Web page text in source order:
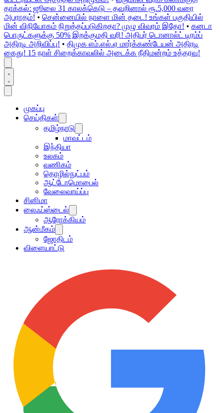
தாக்கல்: ஜூலை 31 காலக்கெடு – தவறினால் ரூ.5,000 வரை
அபராதம்! • சென்னையில் நாளை மின் தடை! உங்கள் பகுதியில்
மின் விநியோகம் நிறுத்தப்படுகிறதா? முழு விவரம் இதோ! • கனடா
பொருட்களுக்கு 50% இறக்குமதி வரி! அதிபர் டொனால்ட் டிரம்ப்
அதிரடி அறிவிப்பு! • திமுக எம்.எல்.ஏ மார்க்கண்டேயன் அதிரடி
கைது! 15 நாள் சிறைக்காவலில் அடைக்க நீதிமன்றம் உத்தரவு!
முகப்பு
செய்திகள்
தமிழ்நாடு
மாவட்டம்
இந்தியா
உலகம்
வணிகம்
தொழில்நுட்பம்
ஆட்டோமொபைல்
வேலைவாய்ப்பு
சினிமா
லைஃப்ஸ்டைல்
ஆரோக்கியம்
ஆன்மீகம்
ஜோதிடம்
விளையாட்டு